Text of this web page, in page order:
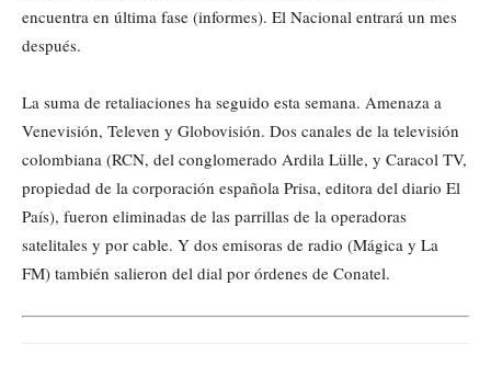
encuentra en última fase (informes). El Nacional entrará un mes
después.
La suma de retaliaciones ha seguido esta semana. Amenaza a
Venevisión, Televen y Globovisión. Dos canales de la televisión
colombiana (RCN, del conglomerado Ardila Lülle, y Caracol TV,
propiedad de la corporación española Prisa, editora del diario El
País), fueron eliminadas de las parrillas de la operadoras
satelitales y por cable. Y dos emisoras de radio (Mágica y La
FM) también salieron del dial por órdenes de Conatel.